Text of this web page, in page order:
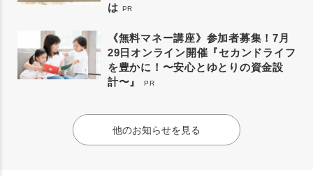
は PR
《無料マネー講座》参加者募集！7月
29日オンライン開催『セカンドライフ
を豊かに！〜安心とゆとりの資金設
計〜』
PR
他のお知らせを見る